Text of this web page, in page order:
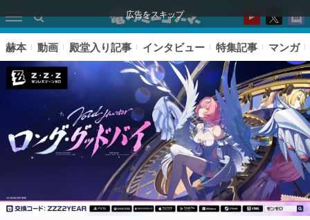
広告をスキップ
赫本 動画 殿堂入り記事 インタビュー 特集記事 マンガ